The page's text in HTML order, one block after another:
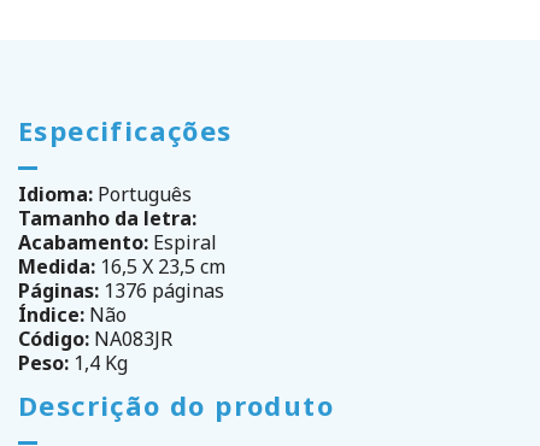
Especificações
Idioma: Português
Tamanho da letra:
Acabamento: Espiral
Medida: 16,5 X 23,5 cm
Páginas: 1376 páginas
Índice: Não
Código: NA083JR
Peso: 1,4 Kg
Descrição do produto